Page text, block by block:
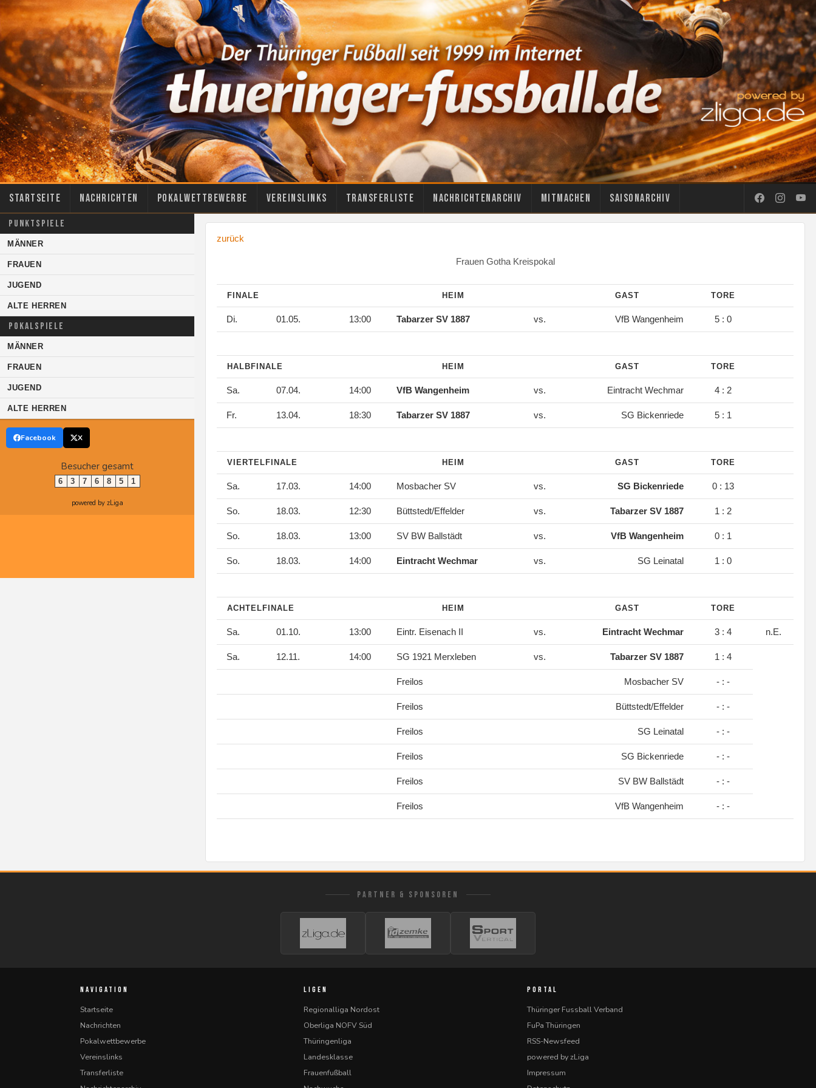
Startseite Nachrichten Pokalwettbewerbe Vereinslinks Transferliste Nachrichtenarchiv Mitmachen Saisonarchiv
PUNKTSPIELE
MÄNNER
FRAUEN
JUGEND
ALTE HERREN
POKALSPIELE
MÄNNER
FRAUEN
JUGEND
ALTE HERREN
Facebook X
Besucher gesamt
6 3 7 6 8 5 1
powered by zLiga
zurück
Frauen Gotha Kreispokal
FINALE HEIM GAST TORE
Di. 01.05. 13:00 Tabarzer SV 1887 vs. VfB Wangenheim 5 : 0
HALBFINALE HEIM GAST TORE
Sa. 07.04. 14:00 VfB Wangenheim vs. Eintracht Wechmar 4 : 2
Fr. 13.04. 18:30 Tabarzer SV 1887 vs. SG Bickenriede 5 : 1
VIERTELFINALE HEIM GAST TORE
Sa. 17.03. 14:00 Mosbacher SV vs. SG Bickenriede 0 : 13
So. 18.03. 12:30 Büttstedt/Effelder vs. Tabarzer SV 1887 1 : 2
So. 18.03. 13:00 SV BW Ballstädt vs. VfB Wangenheim 0 : 1
So. 18.03. 14:00 Eintracht Wechmar vs. SG Leinatal 1 : 0
ACHTELFINALE HEIM GAST TORE
Sa. 01.10. 13:00 Eintr. Eisenach II vs. Eintracht Wechmar 3 : 4 n.E.
Sa. 12.11. 14:00 SG 1921 Merxleben vs. Tabarzer SV 1887 1 : 4
Freilos Mosbacher SV - : -
Freilos Büttstedt/Effelder - : -
Freilos SG Leinatal - : -
Freilos SG Bickenriede - : -
Freilos SV BW Ballstädt - : -
Freilos VfB Wangenheim - : -
PARTNER & SPONSOREN
NAVIGATION
Startseite
Nachrichten
Pokalwettbewerbe
Vereinslinks
Transferliste
LIGEN
Regionalliga Nordost
Oberliga NOFV Süd
Thüringenliga
Landesklasse
Frauenfußball
PORTAL
Thüringer Fussball Verband
FuPa Thüringen
RSS-Newsfeed
powered by zLiga
Impressum